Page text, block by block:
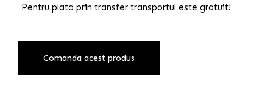
Pentru plata prin transfer transportul este gratuit!
Comanda acest produs